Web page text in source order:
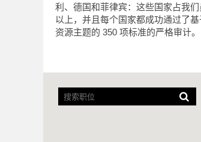
利、德国和菲律宾：这些国家占我
以上，并且每个国家都成功通过了
资源主题的 350 项标准的严格审计。